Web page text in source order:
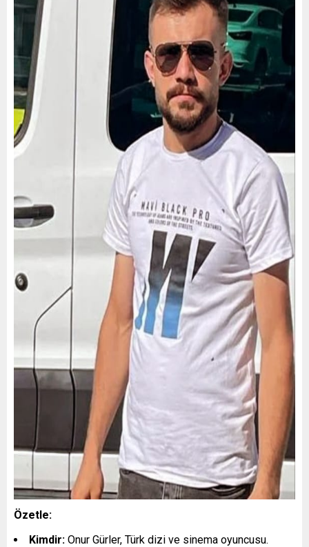
Özetle:
Kimdir: Onur Gürler, Türk dizi ve sinema oyuncusu.